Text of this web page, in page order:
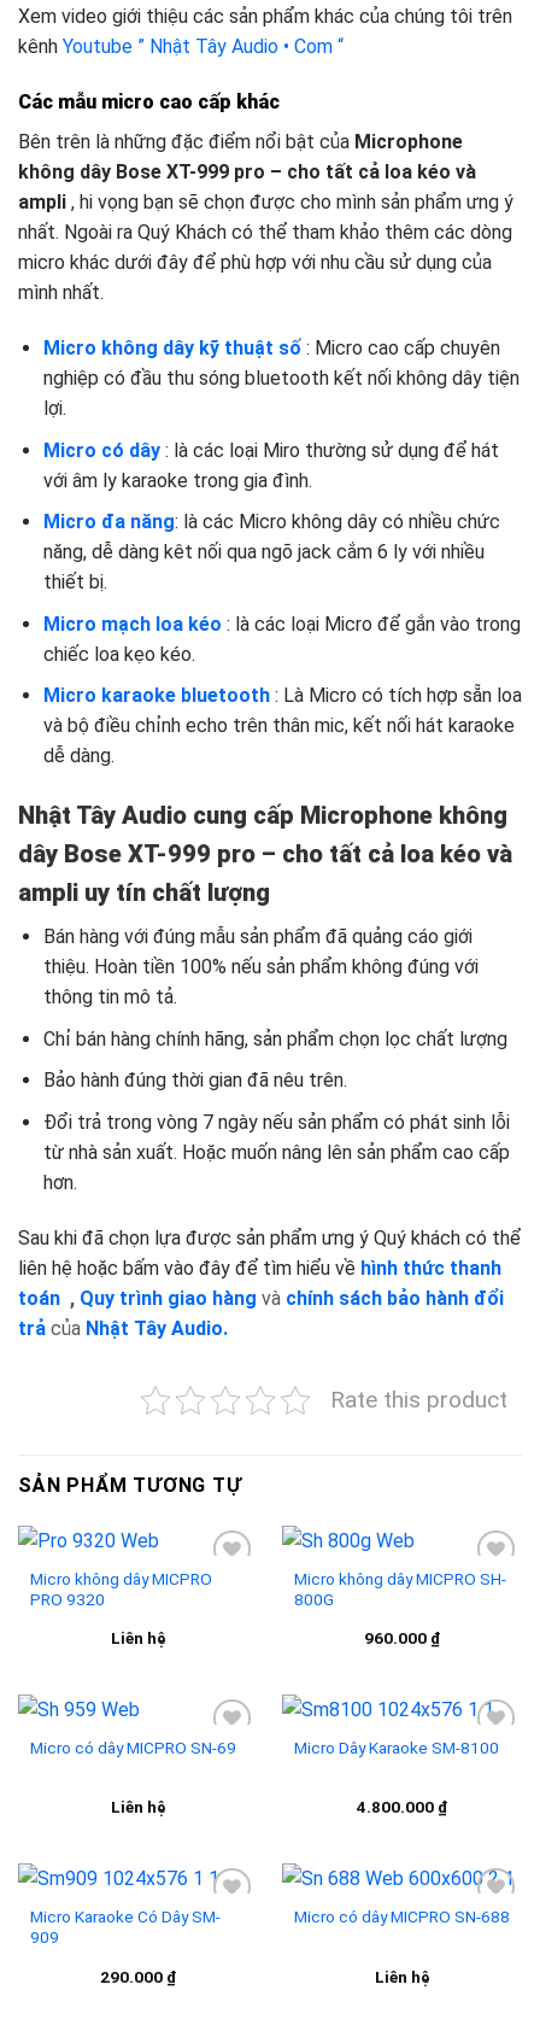
Xem video giới thiệu các sản phẩm khác của chúng tôi trên
kênh Youtube ” Nhật Tây Audio • Com “
Các mẫu micro cao cấp khác
Bên trên là những đặc điểm nổi bật của Microphone
không dây Bose XT-999 pro – cho tất cả loa kéo và
ampli , hi vọng bạn sẽ chọn được cho mình sản phẩm ưng ý
nhất. Ngoài ra Quý Khách có thể tham khảo thêm các dòng
micro khác dưới đây để phù hợp với nhu cầu sử dụng của
mình nhất.
Micro không dây kỹ thuật số : Micro cao cấp chuyên
nghiệp có đầu thu sóng bluetooth kết nối không dây tiện
lợi.
Micro có dây : là các loại Miro thường sử dụng để hát
với âm ly karaoke trong gia đình.
Micro đa năng: là các Micro không dây có nhiều chức
năng, dễ dàng kêt nối qua ngõ jack cắm 6 ly với nhiều
thiết bị.
Micro mạch loa kéo : là các loại Micro để gắn vào trong
chiếc loa kẹo kéo.
Micro karaoke bluetooth: Là Micro có tích hợp sẵn loa
và bộ điều chỉnh echo trên thân mic, kết nối hát karaoke
dễ dàng.
Nhật Tây Audio cung cấp Microphone không
dây Bose XT-999 pro – cho tất cả loa kéo và
ampli uy tín chất lượng
Bán hàng với đúng mẫu sản phẩm đã quảng cáo giới
thiệu. Hoàn tiền 100% nếu sản phẩm không đúng với
thông tin mô tả.
Chỉ bán hàng chính hãng, sản phẩm chọn lọc chất lượng
Bảo hành đúng thời gian đã nêu trên.
Đổi trả trong vòng 7 ngày nếu sản phẩm có phát sinh lỗi
từ nhà sản xuất. Hoặc muốn nâng lên sản phẩm cao cấp
hơn.
Sau khi đã chọn lựa được sản phẩm ưng ý Quý khách có thể
liên hệ hoặc bấm vào đây để tìm hiểu về hình thức thanh
toán , Quy trình giao hàng và chính sách bảo hành đổi
trả của Nhật Tây Audio.
Rate this product
SẢN PHẨM TƯƠNG TỰ
Micro không dây MICPRO
PRO 9320
Liên hệ
Micro không dây MICPRO SH-
800G
960.000 ₫
Micro có dây MICPRO SN-69
Liên hệ
Micro Dây Karaoke SM-8100
4.800.000 ₫
Micro Karaoke Có Dây SM-
909
290.000 ₫
Micro có dây MICPRO SN-688
Liên hệ